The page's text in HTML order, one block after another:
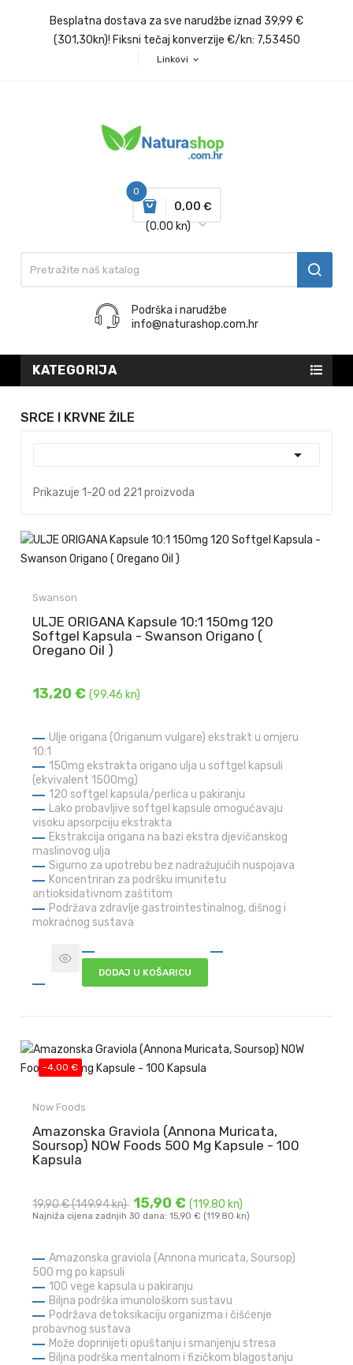
Besplatna dostava za sve narudžbe iznad 39,99 €
(301,30kn)! Fiksni tečaj konverzije €/kn: 7,53450
Linkovi expand_more
0
0,00 €
(0.00 kn)
Podrška i narudžbe
info@naturashop.com.hr
KATEGORIJA
SRCE I KRVNE ŽILE

Prikazuje 1-20 od 221 proizvoda
Swanson
ULJE ORIGANA Kapsule 10:1 150mg 120
Softgel Kapsula - Swanson Origano (
Oregano Oil )
13,20 €(99.46 kn)
Ulje origana (Origanum vulgare) ekstrakt u omjeru
10:1
150mg ekstrakta origano ulja u softgel kapsuli
(ekvivalent 1500mg)
120 softgel kapsula/perlica u pakiranju
Lako probavljive softgel kapsule omogućavaju
visoku apsorpciju ekstrakta
Ekstrakcija origana na bazi ekstra djevičanskog
maslinovog ulja
Sigurno za upotrebu bez nadražujućih nuspojava
Koncentriran za podršku imunitetu
antioksidativnom zaštitom
Podržava zdravlje gastrointestinalnog, dišnog i
mokraćnog sustava
DODAJ U KOŠARICU
-4,00 €
Now Foods
Amazonska Graviola (Annona Muricata,
Soursop) NOW Foods 500 Mg Kapsule - 100
Kapsula
19,90 €(149.94 kn) 15,90 €(119.80 kn)
Najniža cijena zadnjih 30 dana: 15,90 € (119.80 kn)
Amazonska graviola (Annona muricata, Soursop)
500 mg po kapsuli
100 vege kapsula u pakiranju
Biljna podrška imunološkom sustavu
Podržava detoksikaciju organizma i čišćenje
probavnog sustava
Može doprinijeti opuštanju i smanjenju stresa
Biljna podrška mentalnom i fizičkom blagostanju